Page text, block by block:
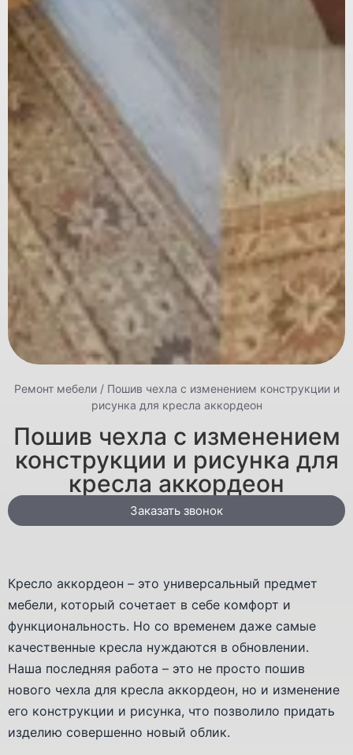
Пошив чехла с изменением
конструкции и рисунка для
кресла аккордеон
Ремонт мебели/ Пошив чехла с изменением конструкции и
рисунка для кресла аккордеон
Заказать звонок
Кресло аккордеон – это универсальный предмет
мебели, который сочетает в себе комфорт и
функциональность. Но со временем даже самые
качественные кресла нуждаются в обновлении.
Наша последняя работа – это не просто пошив
нового чехла для кресла аккордеон, но и изменение
его конструкции и рисунка, что позволило придать
изделию совершенно новый облик.